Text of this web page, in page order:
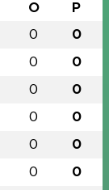
O P
0 0
0 0
0 0
0 0
0 0
0 0